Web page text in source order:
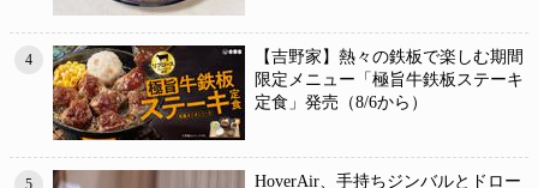
4
【吉野家】熱々の鉄板で楽しむ期間
限定メニュー「極旨牛鉄板ステーキ
定食」発売（8/6から）
5 HoverAir、手持ちジンバルとドロー